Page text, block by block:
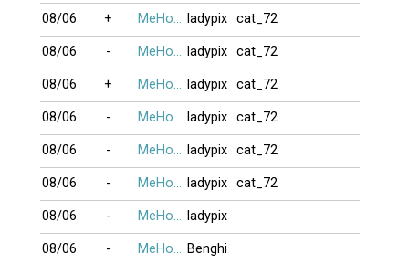
08/06 + MeHonTran ladypix cat_72
08/06 - MeHonTran ladypix cat_72
08/06 + MeHonTran ladypix cat_72
08/06 - MeHonTran ladypix cat_72
08/06 - MeHonTran ladypix cat_72
08/06 - MeHonTran ladypix cat_72
08/06 - MeHonTran ladypix
08/06 - MeHonTran Benghi